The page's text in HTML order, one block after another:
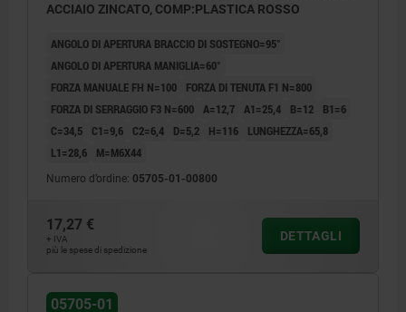
ACCIAIO ZINCATO, COMP:PLASTICA ROSSO
ANGOLO DI APERTURA BRACCIO DI SOSTEGNO=95°
ANGOLO DI APERTURA MANIGLIA=60°
FORZA MANUALE FH N=100
FORZA DI TENUTA F1 N=800
FORZA DI SERRAGGIO F3 N=600 A=12,7 A1=25,4 B=12
B1=6
C=34,5
C1=9,6 C2=6,4 D=5,2 H=116
LUNGHEZZA=65,8
L1=28,6
M=M6X44
Numero d’ordine: 05705-01-00800
17,27 €
+ IVA
più le spese di spedizione
DETTAGLI
05705-01